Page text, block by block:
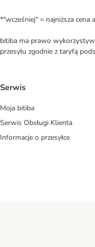
*"wcześniej" = najniższa
bitiba ma prawo
przesyłu zgodnie z taryfą
Serwis
Moja bitiba
Serwis Obsługi Klienta
Informacje o przesyłce